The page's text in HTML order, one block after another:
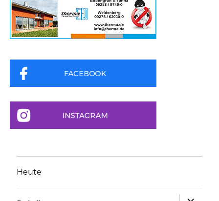
Heute